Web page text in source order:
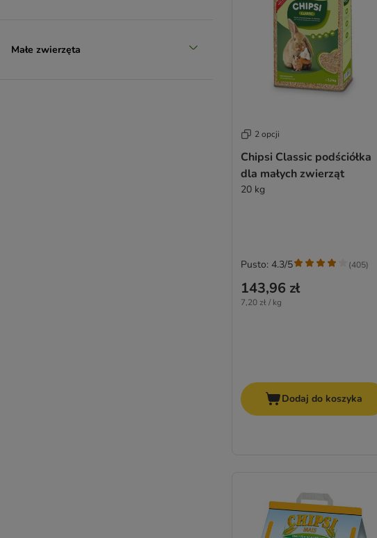
Małe zwierzęta
2 opcji
Chipsi Classic podściółka
dla małych zwierząt
20 kg
143,96 zł
7,20 zł / kg
Pusto: 4.3/5 (405)
Dodaj do koszyka